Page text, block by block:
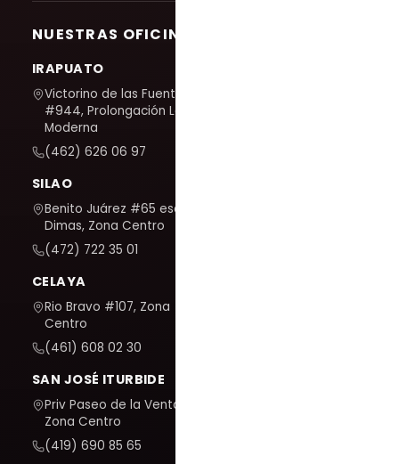
NUESTRAS OFICINAS
IRAPUATO
Victorino de las Fuentes
#944, Prolongación La
Moderna
(462) 626 06 97
SILAO
Benito Juárez #65 esq. San
Dimas, Zona Centro
(472) 722 35 01
CELAYA
Rio Bravo #107, Zona
Centro
(461) 608 02 30
SAN JOSÉ ITURBIDE
Priv Paseo de la Venta #7,
Zona Centro
(419) 690 85 65